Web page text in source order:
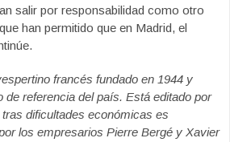
salir por responsabilidad como otro
han permitido que en Madrid, el
francés fundado en 1944 y
de referencia del país. Está editado por
dificultades económicas es
los empresarios Pierre Bergé y Xavier